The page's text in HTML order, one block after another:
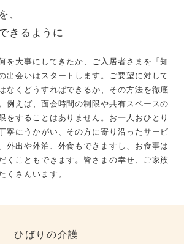
、
きるように
を大事にしてきたか、ご入居者さまを「知
出会いはスタートします。ご要望に対して
なくどうすればできるか、その方法を徹底
例えば、面会時間の制限や共有スペースの
をすることはありません。お一人おひとり
寧にうかがい、その方に寄り沿ったサービ
外出や外泊、外食もできますし、お食事は
くこともできます。皆さまの幸せ、ご家族
くさんいます。
ひばりの介護